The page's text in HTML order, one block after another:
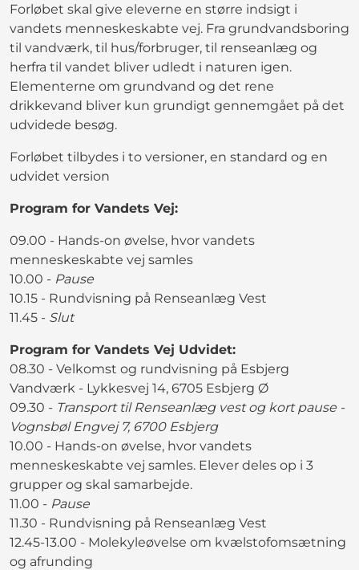
Forløbet skal give eleverne en større indsigt i
vandets menneskeskabte vej. Fra grundvandsboring
til vandværk, til hus/forbruger, til renseanlæg og
herfra til vandet bliver udledt i naturen igen.
Elementerne om grundvand og det rene
drikkevand bliver kun grundigt gennemgået på det
udvidede besøg.
Forløbet tilbydes i to versioner, en standard og en
udvidet version
Program for Vandets Vej:
09.00 - Hands-on øvelse, hvor vandets
menneskeskabte vej samles
10.00 - Pause
10.15 - Rundvisning på Renseanlæg Vest
11.45 - Slut
Program for Vandets Vej Udvidet:
08.30 - Velkomst og rundvisning på Esbjerg
Vandværk - Lykkesvej 14, 6705 Esbjerg Ø
09.30 - Transport til Renseanlæg vest og kort pause -
Vognsbøl Engvej 7, 6700 Esbjerg
10.00 - Hands-on øvelse, hvor vandets
menneskeskabte vej samles. Elever deles op i 3
grupper og skal samarbejde.
11.00 - Pause
11.30 - Rundvisning på Renseanlæg Vest
12.45-13.00 - Molekyleøvelse om kvælstofomsætning
og afrunding